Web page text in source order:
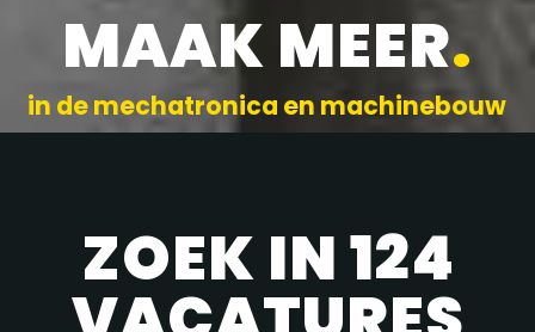
MAAK MEER.
in de mechatronica en machinebouw
ZOEK IN 124